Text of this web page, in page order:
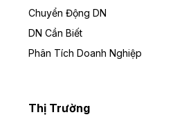
môi trường Bắc Giang làm
rộng ‘hệ sinh thái’
Chuyển Động DN
DN Cần Biết
Phân Tích Doanh Nghiệp
Thị Trường